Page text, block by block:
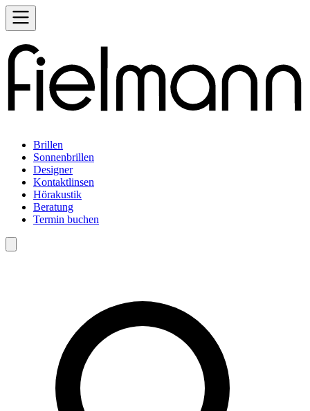
Brillen
Sonnenbrillen
Designer
Kontaktlinsen
Hörakustik
Beratung
Termin buchen